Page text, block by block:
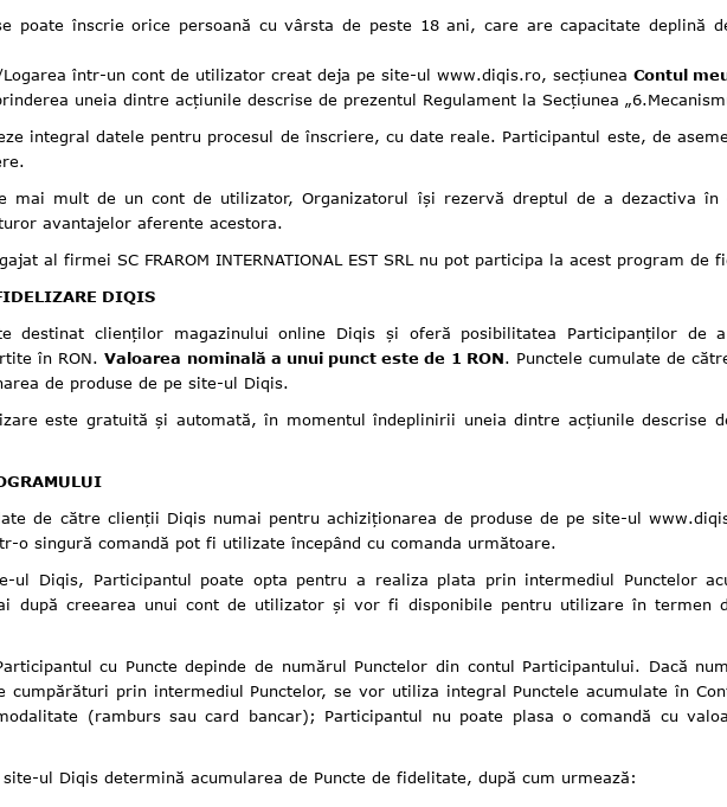
poate înscrie orice persoană cu vârsta de peste 18 ani, care are capacitate deplină
într-un cont de utilizator creat deja pe site-ul www.diqis.ro, secțiunea Contul
uneia dintre acțiunile descrise de prezentul Regulament la Secțiunea
integral datele pentru procesul de înscriere, cu date reale. Participantul este, de
mai mult de un cont de utilizator, Organizatorul își rezervă dreptul de a dezactiva
avantajelor aferente acestora.
al firmei SC FRAROM INTERNATIONAL EST SRL nu pot participa la acest program de
DIQIS
destinat clienților magazinului online Diqis și oferă posibilitatea Participanților de
în RON.Valoarea nominală a unui punct este de 1 RON. Punctele cumulate de
de produse de pe site-ul Diqis.
este gratuită și automată, în momentul îndeplinirii uneia dintre acțiunile descrise
de către clienții Diqis numai pentru achiziționarea de produse de pe site-ul
o singură comandă pot fi utilizate începând cu comanda următoare.
ul Diqis, Participantul poate opta pentru a realiza plata prin intermediul Punctelor
după creearea unui cont de utilizator și vor fi disponibile pentru utilizare în termen
cu Puncte depinde de numărul Punctelor din contul Participantului. Dacă
cumpărături prin intermediul Punctelor, se vor utiliza integral Punctele acumulate în
(ramburs sau card bancar); Participantul nu poate plasa o comandă cu
ul Diqis determină acumularea de Puncte de fidelitate, după cum urmează: